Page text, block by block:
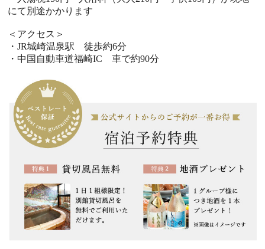
にて別途かかります
＜アクセス＞
・JR城崎温泉駅 徒歩約6分
・中国自動車道福崎IC 車で約90分